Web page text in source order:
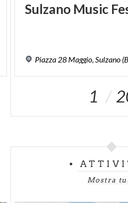
Sulzano Music
Piazza 28 Maggio, Sulzano
1
Mostra